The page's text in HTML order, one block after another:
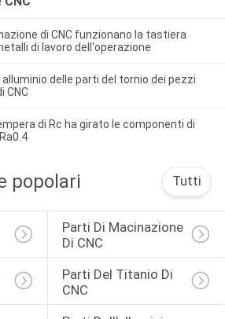
di CNC funzionano la tastiera
di lavoro dell'operazione
delle parti del tornio dei pezzi
CNC
di Rc ha girato le componenti di
popolari Tutti
Parti Di Macinazione
Di CNC
Parti Del Titanio Di
CNC